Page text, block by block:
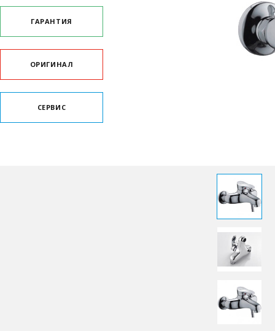
ГАРАНТИЯ
ОРИГИНАЛ
СЕРВИС